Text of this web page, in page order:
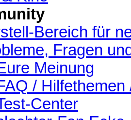
Bereich für
Fragen
Meinung
/
Center